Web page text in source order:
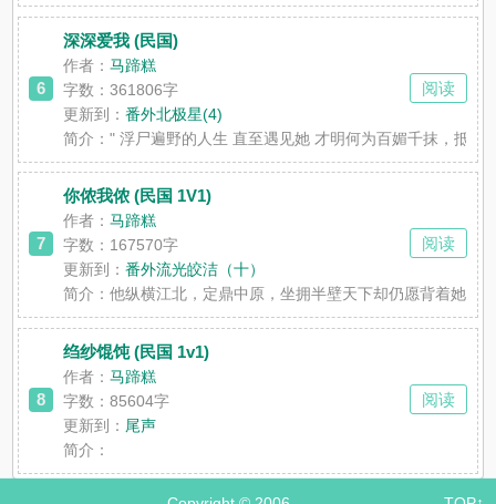
6
深深爱我 (民国)
作者：马蹄糕
字数：361806字
更新到：番外北极星(4)
简介：" 浮尸遍野的人生 直至遇见她 才明何为百媚千抹，抵死
阅读
7
你侬我侬 (民国 1V1)
作者：马蹄糕
字数：167570字
更新到：番外流光皎洁（十）
简介：他纵横江北，定鼎中原，坐拥半壁天下却仍愿背着她
阅读
8
绉纱馄饨 (民国 1v1)
作者：马蹄糕
字数：85604字
更新到： 尾声
简介：
阅读